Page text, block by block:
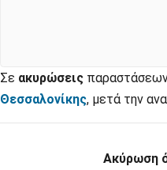
Σε ακυρώσεις
Θεσσαλονίκης, μετά την
Ακύρωση